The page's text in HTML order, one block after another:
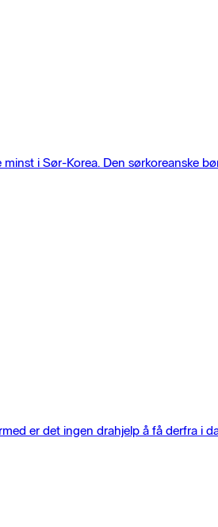
i Sør-Korea. Den sørkoreanske
er det ingen drahjelp å få derfra i